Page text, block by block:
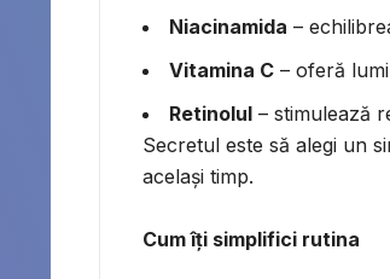
Niacinamida –
Vitamina C – oferă
Retinolul – stimulează
Secretul este să alegi un
același timp.
Cum îți simplifici rutina